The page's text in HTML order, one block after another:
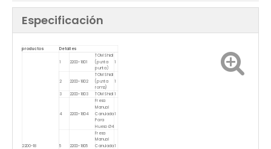
Especificación
productos Detalles
2200-18
1 2200-1801
TOM Shidi
(punta
punta)
1
2 2200-1802
TOM Shidi
(punta
roma)
1
3 2200-1803 TOM Shidi 1
4 2200-1804
Fresa
Manual
Canulada
Para
Hueso Ø4
1
5 2200-1805
Fresa
Manual
Canulada1